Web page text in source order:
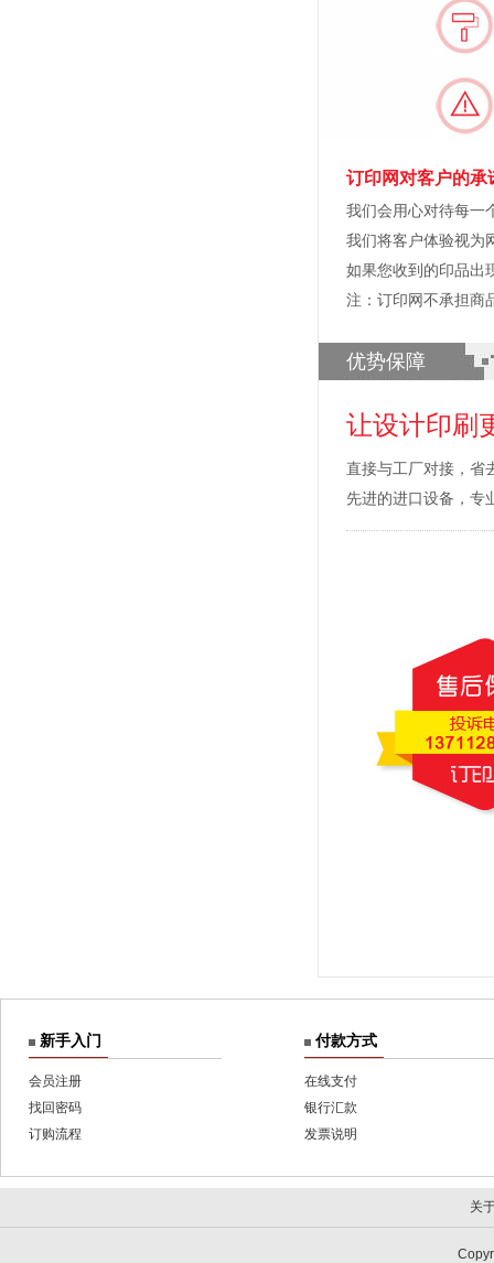
订印网对客户的承
我们会用心对待每一
我们将客户体验视为
如果您收到的印品出
注：订印网不承担商
优势保障
让设计印刷
直接与工厂对接，省
先进的进口设备，专
新手入门
会员注册
找回密码
订购流程
付款方式
在线支付
银行汇款
发票说明
关